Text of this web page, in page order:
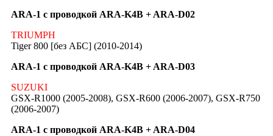
ARA-1 с проводкой ARA-K4B + ARA-D02
TRIUMPH
Tiger 800 [без АБС] (2010-2014)
ARA-1 с проводкой ARA-K4B + ARA-D03
SUZUKI
GSX-R1000 (2005-2008), GSX-R600 (2006-2007), GSX-R750
(2006-2007)
ARA-1 с проводкой ARA-K4B + ARA-D04